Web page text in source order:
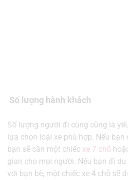
Số lượng hành khách
Số lượng người đi cùng cũng là
lựa chọn loại xe phù hợp. Nếu
bạn sẽ cần một chiếc xe 7 chỗ
gian cho mọi người. Nếu bạn đi
với bạn bè, một chiếc xe 4 chỗ sẽ